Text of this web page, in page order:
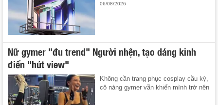
06/08/2026
Nữ gymer "đu trend" Người nhện, tạo dáng kinh
điển "hút view"
Không cần trang phục cosplay cầu kỳ,
cô nàng gymer vẫn khiến mình trở nên
...